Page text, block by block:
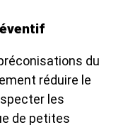
du
réduire le
les
de petites